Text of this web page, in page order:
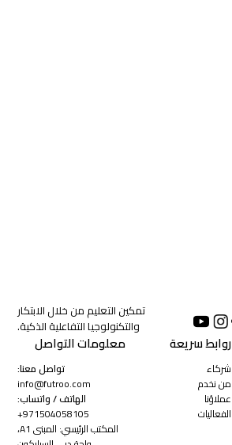
تمكين التعليم من خلال الابتكار
والتكنولوجيا التفاعلية الذكية.
روابط سريعة
شركاء
من نخدم
عملاؤنا
الفعاليات
معلومات التواصل
تواصل معنا:
info@futroo.com
الهاتف / واتساب:
971504058105
+
المكتب الرئيسي: المبنى A1،